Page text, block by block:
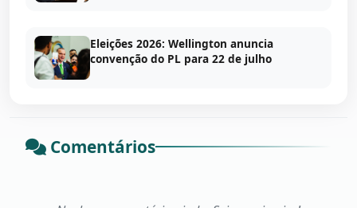
Eleições 2026: Wellington anuncia
convenção do PL para 22 de julho
Comentários